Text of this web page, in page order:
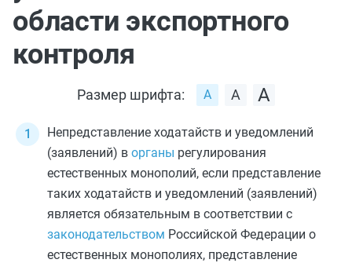
области экспортного
контроля
Размер шрифта:
Непредставление ходатайств и уведомлений
(заявлений) в органы регулирования
естественных монополий, если представление
таких ходатайств и уведомлений (заявлений)
является обязательным в соответствии с
законодательством Российской Федерации о
естественных монополиях, представление